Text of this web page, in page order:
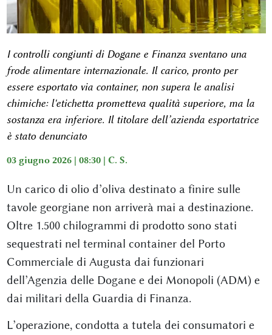
I controlli congiunti di Dogane e Finanza sventano una
frode alimentare internazionale. Il carico, pronto per
essere esportato via container, non supera le analisi
chimiche: l'etichetta prometteva qualità superiore, ma la
sostanza era inferiore. Il titolare dell’azienda esportatrice
è stato denunciato
03 giugno 2026 | 08:30 | C. S.
Un carico di olio d’oliva destinato a finire sulle
tavole georgiane non arriverà mai a destinazione.
Oltre 1.500 chilogrammi di prodotto sono stati
sequestrati nel terminal container del Porto
Commerciale di Augusta dai funzionari
dell’Agenzia delle Dogane e dei Monopoli (ADM) e
dai militari della Guardia di Finanza.
L’operazione, condotta a tutela dei consumatori e